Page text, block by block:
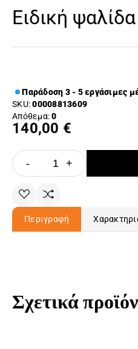
Ειδική
Παράδοση 3 - 5 εργάσιμες
SKU:00008813609
Απόθεμα:0
140,00 €
- +
Περιγραφή
Σχετικά